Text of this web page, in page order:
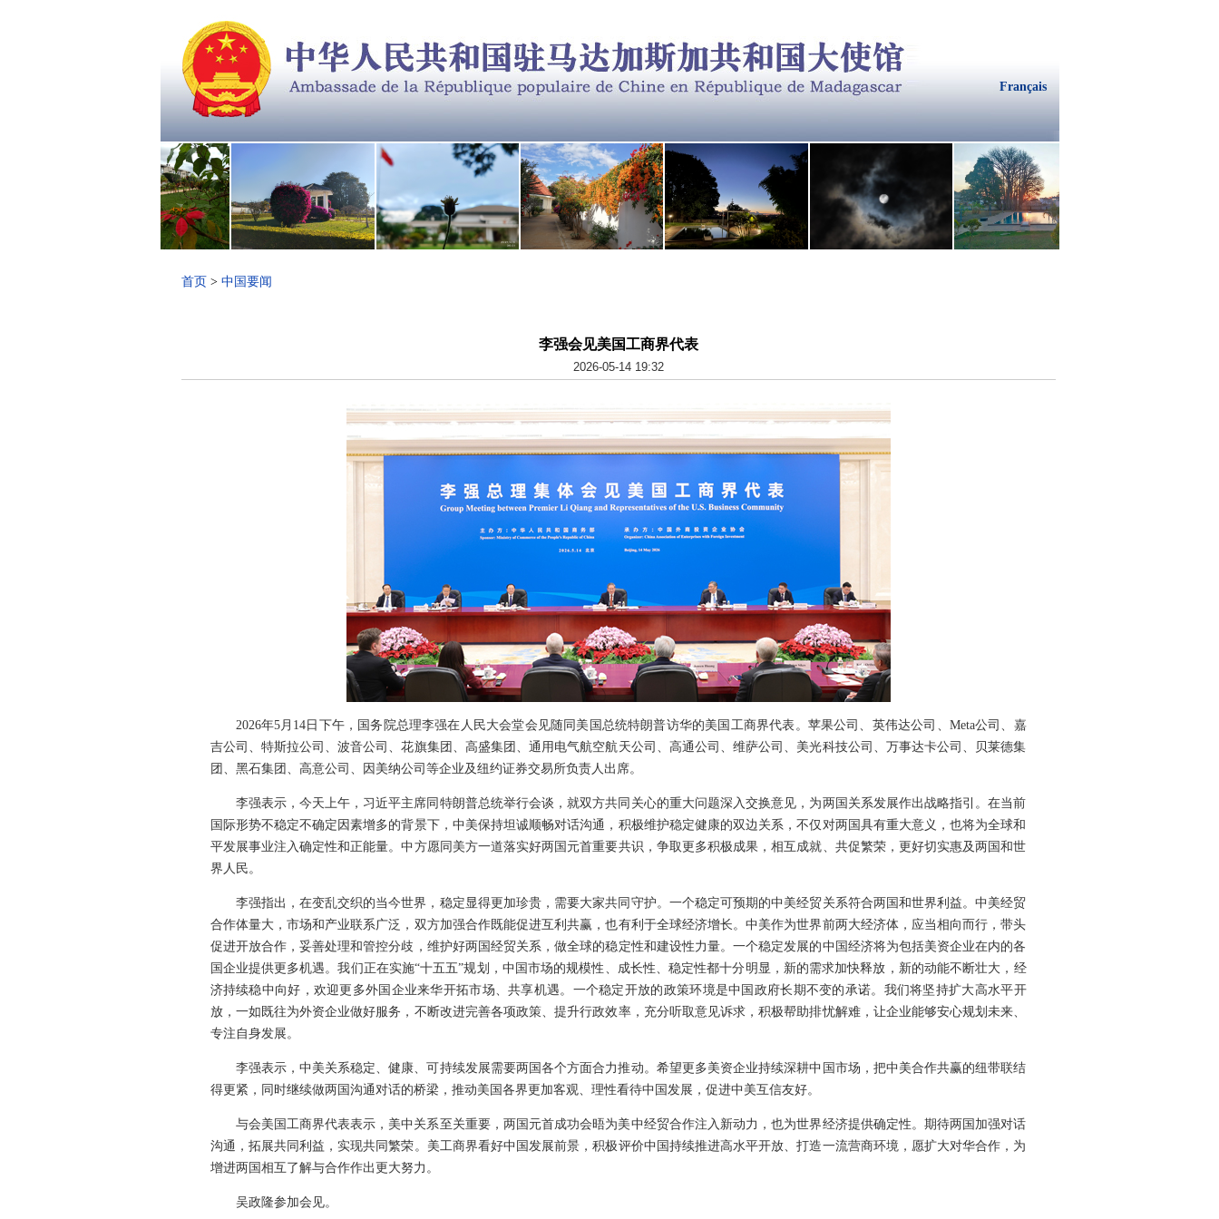
Français
首页 > 中国要闻
李强会见美国工商界代表
2026-05-14 19:32
2026年5月14日下午，国务院总理李强在人民大会堂会见随同美国总统特朗普访华的美国工商界代表。苹果公司、英伟达公司、Meta公司、嘉
吉公司、特斯拉公司、波音公司、花旗集团、高盛集团、通用电气航空航天公司、高通公司、维萨公司、美光科技公司、万事达卡公司、贝莱德集
团、黑石集团、高意公司、因美纳公司等企业及纽约证券交易所负责人出席。
李强表示，今天上午，习近平主席同特朗普总统举行会谈，就双方共同关心的重大问题深入交换意见，为两国关系发展作出战略指引。在当前
国际形势不稳定不确定因素增多的背景下，中美保持坦诚顺畅对话沟通，积极维护稳定健康的双边关系，不仅对两国具有重大意义，也将为全球和
平发展事业注入确定性和正能量。中方愿同美方一道落实好两国元首重要共识，争取更多积极成果，相互成就、共促繁荣，更好切实惠及两国和世
界人民。
李强指出，在变乱交织的当今世界，稳定显得更加珍贵，需要大家共同守护。一个稳定可预期的中美经贸关系符合两国和世界利益。中美经贸
合作体量大，市场和产业联系广泛，双方加强合作既能促进互利共赢，也有利于全球经济增长。中美作为世界前两大经济体，应当相向而行，带头
促进开放合作，妥善处理和管控分歧，维护好两国经贸关系，做全球的稳定性和建设性力量。一个稳定发展的中国经济将为包括美资企业在内的各
国企业提供更多机遇。我们正在实施“十五五”规划，中国市场的规模性、成长性、稳定性都十分明显，新的需求加快释放，新的动能不断壮大，经
济持续稳中向好，欢迎更多外国企业来华开拓市场、共享机遇。一个稳定开放的政策环境是中国政府长期不变的承诺。我们将坚持扩大高水平开
放，一如既往为外资企业做好服务，不断改进完善各项政策、提升行政效率，充分听取意见诉求，积极帮助排忧解难，让企业能够安心规划未来、
专注自身发展。
李强表示，中美关系稳定、健康、可持续发展需要两国各个方面合力推动。希望更多美资企业持续深耕中国市场，把中美合作共赢的纽带联结
得更紧，同时继续做两国沟通对话的桥梁，推动美国各界更加客观、理性看待中国发展，促进中美互信友好。
与会美国工商界代表表示，美中关系至关重要，两国元首成功会晤为美中经贸合作注入新动力，也为世界经济提供确定性。期待两国加强对话
沟通，拓展共同利益，实现共同繁荣。美工商界看好中国发展前景，积极评价中国持续推进高水平开放、打造一流营商环境，愿扩大对华合作，为
增进两国相互了解与合作作出更大努力。
吴政隆参加会见。